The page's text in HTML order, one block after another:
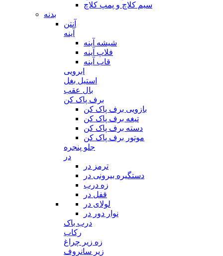
سیم کلاچ و پمپ کلاچ
بدنه
آنتن
آینه
شیشه آینه
فلاپ آینه
قاب آینه
ابرویی
استیل بغل
بال عقب
برف پاک کن
بازویی برف پاک کن
تیغه برف پاک کن
دسته برف پاک کن
موتور برف پاک کن
جلو پنجره
در
ترمز در
دستگیره بیرونی در
زه درب
قفل در
لولای در
نوار دور در
درب باک
رکاب
زه زیر چراغ
زیر سانروف